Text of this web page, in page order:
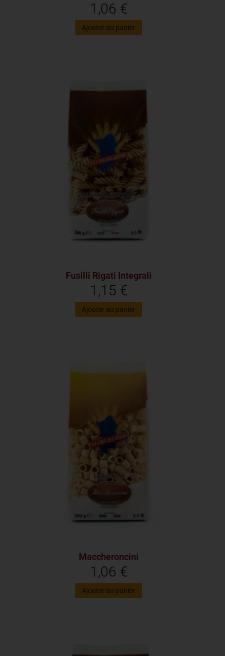
1,06 €
Ajouter au panier
Fusilli Rigati Integrali
1,15 €
Ajouter au panier
Maccheroncini
1,06 €
Ajouter au panier